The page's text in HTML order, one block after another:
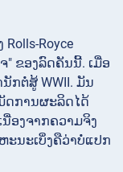
Royce
" ຂອງລົດຄັນນີ້. ເມື່ອ
ກຕໍ່ສູ້ WWII. ມັນ
ດການຜະລິດໄດ້
ອງຈາກຄວາມຈິງ
ະນະເບິ່ງຄືວ່າບໍ່ແປກ